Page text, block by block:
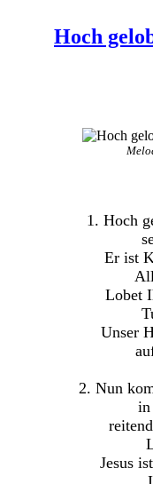
Hoch
1. Hoch
Er ist
Lobet
Unser
2. Nun
in
Jesus